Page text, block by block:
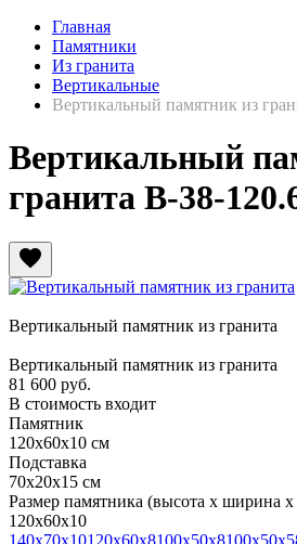
Главная
Памятники
Из гранита
Вертикальные
Вертикальный памятник из
Вертикальный
гранита В-38-
favorite
Вертикальный памятник из гранита
Вертикальный памятник из гранита
81 600 руб.
В стоимость входит
Памятник
120х60х10 см
Подставка
70х20х15 см
Размер памятника (высота х ширина
120х60х10
140х70х10120х60х8100х50х8100х50х5